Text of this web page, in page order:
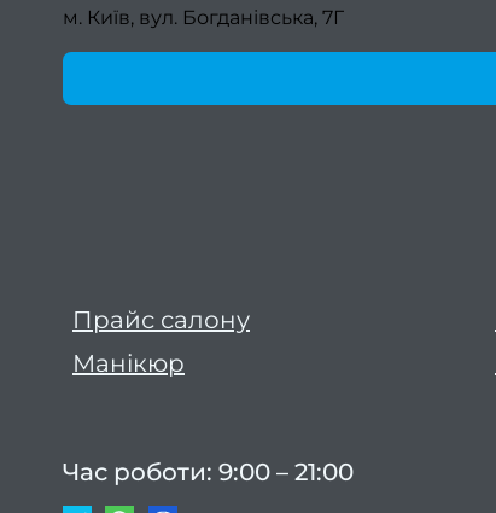
м. Київ, вул. Богданівська, 7Г
Прайс салону
Манікюр
Час роботи: 9:00 – 21:00